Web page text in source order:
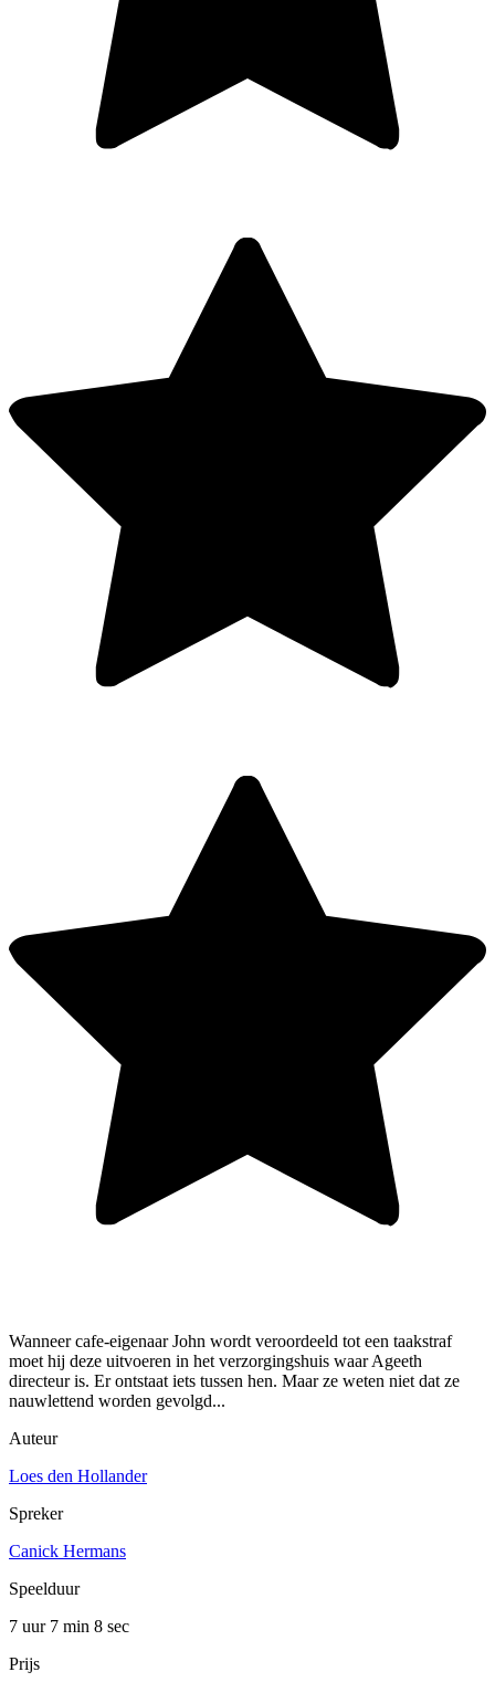
Wanneer cafe-eigenaar John wordt veroordeeld tot een taakstraf
moet hij deze uitvoeren in het verzorgingshuis waar Ageeth
directeur is. Er ontstaat iets tussen hen. Maar ze weten niet dat ze
nauwlettend worden gevolgd...
Auteur
Loes den Hollander
Spreker
Canick Hermans
Speelduur
7 uur 7 min 8 sec
Prijs